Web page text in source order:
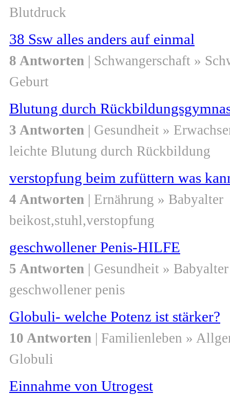
Blutdruck
38 Ssw alles anders auf einmal
8 Antworten | Schwangerschaft »
Geburt
Blutung durch
3 Antworten | Gesundheit »
leichte Blutung durch Rückbildung
verstopfung beim zufüttern was
4 Antworten | Ernährung » Babyalter
beikost,stuhl,verstopfung
geschwollener Penis-HILFE
5 Antworten | Gesundheit » Babyalter
geschwollener penis
Globuli- welche Potenz ist stärker?
10 Antworten | Familienleben »
Globuli
Einnahme von Utrogest